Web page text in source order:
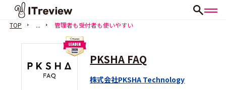
TOP ... 管理者も受付者も使いやすい
PKSHA FAQ
株式会社PKSHA Technology